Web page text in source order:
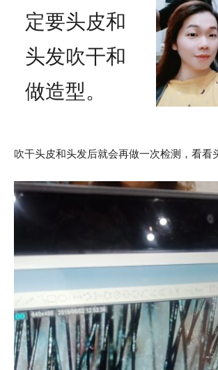
定要头皮和
头发吹干和
做造型。
吹干头皮和头发后就会再做一次检测，看看